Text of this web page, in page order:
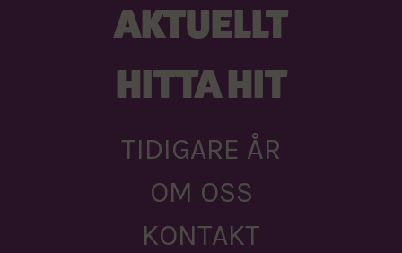
AKTUELLT
HITTA HIT
TIDIGARE ÅR
OM OSS
KONTAKT